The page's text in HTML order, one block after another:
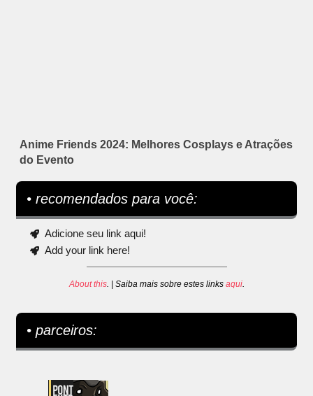
Anime Friends 2024: Melhores Cosplays e Atrações
do Evento
• recomendados para você:
Adicione seu link aqui!
Add your link here!
About this. | Saiba mais sobre estes links aqui.
• parceiros: